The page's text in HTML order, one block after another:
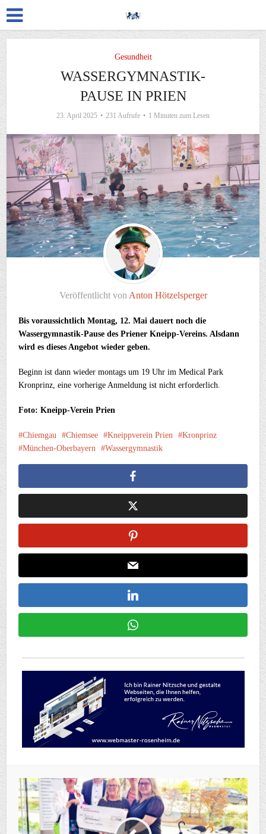
Gesundheit
WASSERGYMNASTIK-
PAUSE IN PRIEN
23. April 2025 231 Aufrufe 1 Minuten zum Lesen
Veröffentlicht von Anton Hötzelsperger
Bis voraussichtlich Montag, 12. Mai dauert noch die
Wassergymnastik-Pause des Priener Kneipp-Vereins. Alsdann
wird es dieses Angebot wieder geben.
Beginn ist dann wieder montags um 19 Uhr im Medical Park
Kronprinz, eine vorherige Anmeldung ist nicht erforderlich.
Foto: Kneipp-Verein Prien
Chiemgau Chiemsee Kneippverein Prien
Kronprinz
München-Oberbayern
Wassergymnastik